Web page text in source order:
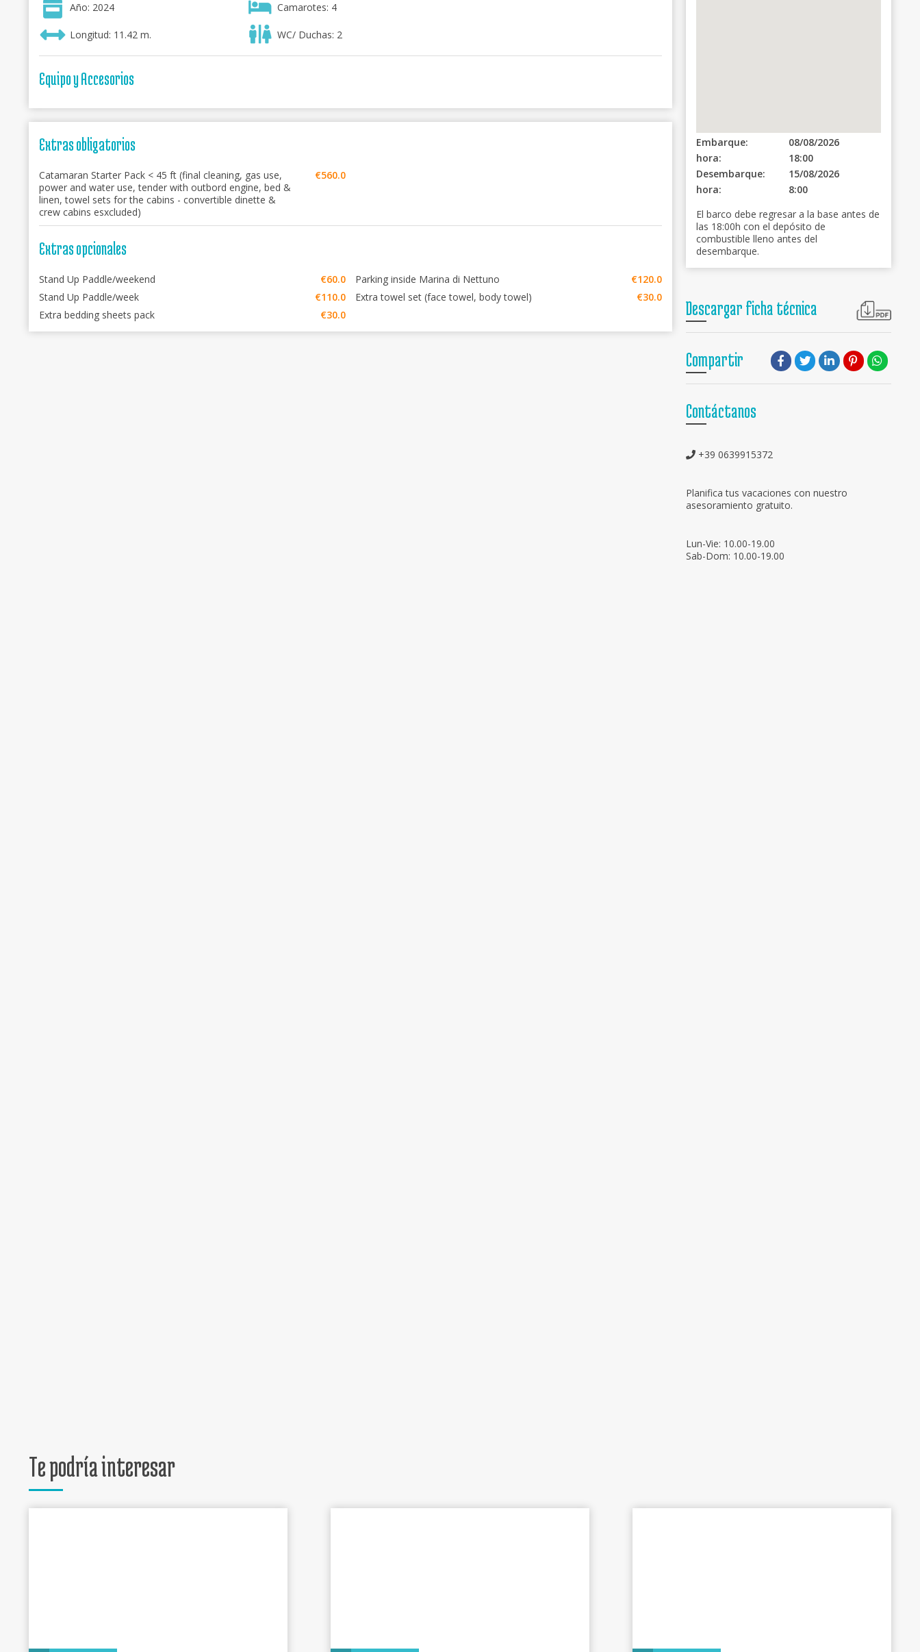
Año: 2024
Longitud: 11.42 m.
Camarotes: 4
WC/ Duchas: 2
Equipo y Accesorios
Extras obligatorios
Catamaran Starter Pack < 45 ft (final cleaning, gas use,
power and water use, tender with outbord engine, bed &
linen, towel sets for the cabins - convertible dinette &
crew cabins esxcluded)
€560.0
Extras opcionales
Stand Up Paddle/weekend
€60.0
Stand Up Paddle/week
€110.0
Extra bedding sheets pack
€30.0
Parking inside Marina di Nettuno
€120.0
Extra towel set (face towel, body towel)
€30.0
Embarque:
08/08/2026
hora:
18:00
Desembarque:
15/08/2026
hora:
8:00
El barco debe regresar a la base antes de
las 18:00h con el depósito de
combustible lleno antes del
desembarque.
Descargar ficha técnica
Compartir
Contáctanos
+39 0639915372
Planifica tus vacaciones con nuestro
asesoramiento gratuito.
Lun-Vie: 10.00-19.00
Sab-Dom: 10.00-19.00
Te podría interesar